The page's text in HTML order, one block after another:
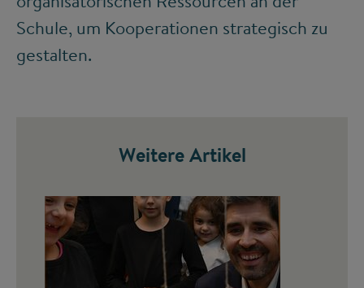
Schule, um Kooperationen strategisch zu
gestalten.
Weitere Artikel